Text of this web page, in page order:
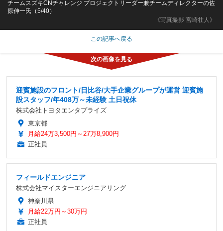
《写真撮影 宮崎壮人》
チームスズキCNチャレンジ プロジェクトリーダー兼チームディレクターの佐
原伸一氏（5/40）
この記事へ戻る
迎賓施設のフロント/日比谷/大手企業グループが運営 迎賓施
設スタッフ/年408万～未経験 土日祝休
株式会社トヨタエンタプライズ
東京都
月給24万3,500円～27万8,900円
正社員
フィールドエンジニア
株式会社マイスターエンジニアリング
神奈川県
月給22万円～30万円
正社員